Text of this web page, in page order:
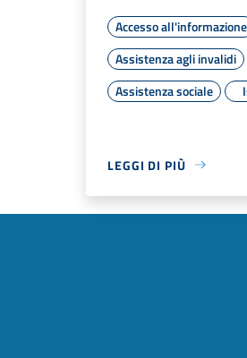
Accesso all'informazione
Assistenza agli invalidi
Assistenza sociale
LEGGI DI PIÙ